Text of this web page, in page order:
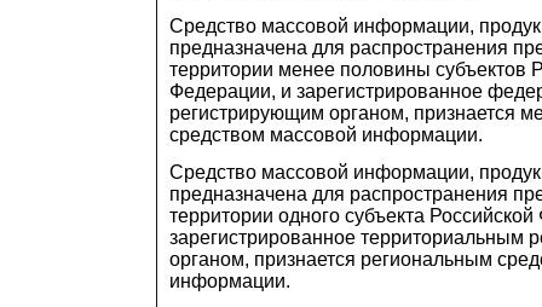
Средство массовой информации,
предназначена для распространения
территории менее половины субъектов
Федерации, и зарегистрированное
регистрирующим органом, признается
средством массовой информации.
Средство массовой информации,
предназначена для распространения
территории одного субъекта
зарегистрированное территориальным
органом, признается региональным
информации.